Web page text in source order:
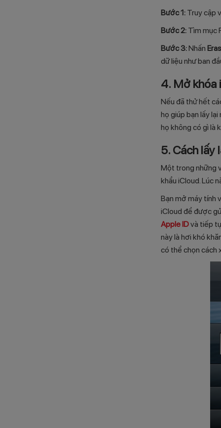
Bước 1: Truy cập
Bước 2: Tìm mục
Bước 3:Nhấn
dữ liệu như ban
4. Mở khóa
Nếu đã thử hết
họ giúp bạn lấy
họ không có gì là
5. Cách lấy
Một trong những
khẩu iCloud. Lúc
Bạn mở máy tính
iCloud để được
Apple IDvà tiếp
này là hơi khó
có thể chọn cách